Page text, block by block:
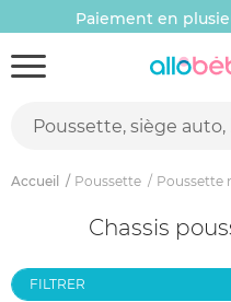
Paiement en
Accueil Poussette Poussette
Chassis
FILTRER